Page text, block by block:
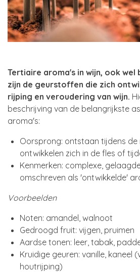
Tertiaire aroma's in wijn, ook wel
zijn de geurstoffen die zich
rijping en veroudering van wijn.
beschrijving van de belangrijkste
aroma's:
Oorsprong: ontstaan tijdens de
ontwikkelen zich in de fles of
Kenmerken: complexe,
omschreven als 'ontwikkelde'
Voorbeelden
Noten: amandel, walnoot
Gedroogd fruit: vijgen, pruimen
Aardse tonen: leer, tabak,
Kruidige geuren: vanille, kaneel
houtrijping)